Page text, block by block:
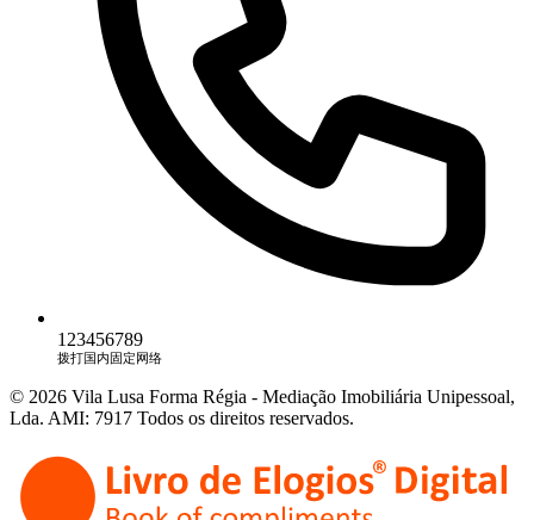
123456789
拨打国内固定网络
© 2026 Vila Lusa Forma Régia - Mediação Imobiliária Unipessoal,
Lda. AMI: 7917 Todos os direitos reservados.